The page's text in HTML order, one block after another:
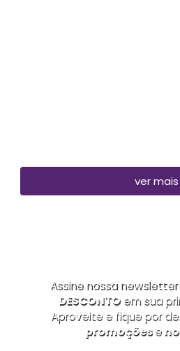
ver mais
Assine nossa
DESCONTOem sua
Aproveite e fique por
promoçõese